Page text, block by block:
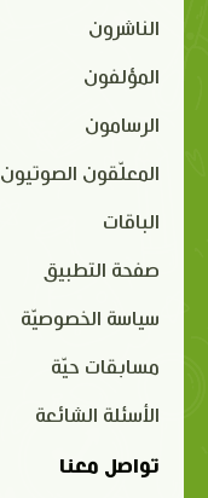
الناشرون
المؤلفون
الرسامون
المعلّقون الصوتيون
الباقات
صفحة التطبيق
سياسة الخصوصيّة
مسابقات حيّة
الأسئلة الشائعة
تواصل معنا